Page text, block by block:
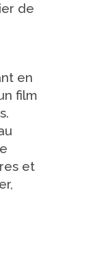
de
en
film
et